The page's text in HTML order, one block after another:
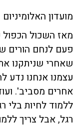
מועדון האלומיניום
מאז השכול הכפול
פעם לנחם הורים
שאחרי שניתקנו
עצמנו אנחנו נדע
אחרים מסביב'.
ללמוד לחיות בלי
רגל, אבל צריך